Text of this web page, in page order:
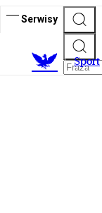
Serwisy
Sport